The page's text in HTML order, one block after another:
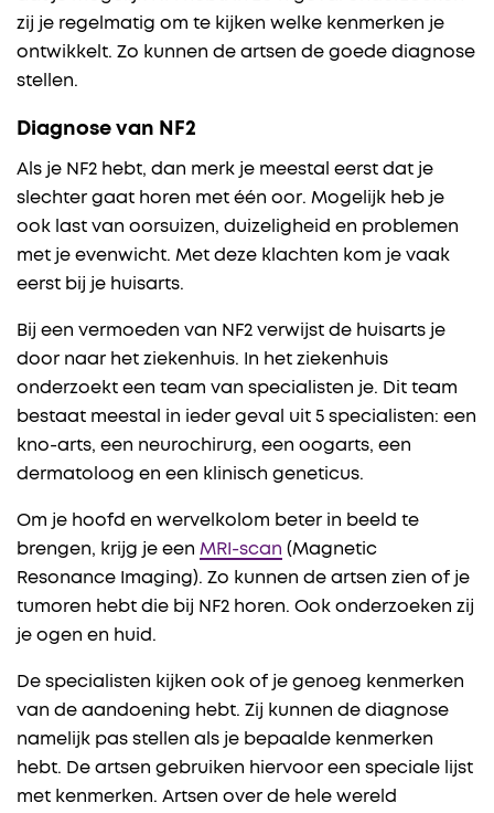
zij je regelmatig om te kijken welke kenmerken je
ontwikkelt. Zo kunnen de artsen de goede diagnose
stellen.
Diagnose van NF2
Als je NF2 hebt, dan merk je meestal eerst dat je
slechter gaat horen met één oor. Mogelijk heb je
ook last van oorsuizen, duizeligheid en problemen
met je evenwicht. Met deze klachten kom je vaak
eerst bij je huisarts.
Bij een vermoeden van NF2 verwijst de huisarts je
door naar het ziekenhuis. In het ziekenhuis
onderzoekt een team van specialisten je. Dit team
bestaat meestal in ieder geval uit 5 specialisten: een
kno-arts, een neurochirurg, een oogarts, een
dermatoloog en een klinisch geneticus.
Om je hoofd en wervelkolom beter in beeld te
brengen, krijg je een MRI-scan (Magnetic
Resonance Imaging). Zo kunnen de artsen zien of je
tumoren hebt die bij NF2 horen. Ook onderzoeken zij
je ogen en huid.
De specialisten kijken ook of je genoeg kenmerken
van de aandoening hebt. Zij kunnen de diagnose
namelijk pas stellen als je bepaalde kenmerken
hebt. De artsen gebruiken hiervoor een speciale lijst
met kenmerken. Artsen over de hele wereld